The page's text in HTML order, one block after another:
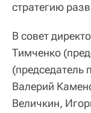
стратегию
В совет
Тимченко
(председатель
Валерий
Величкин,